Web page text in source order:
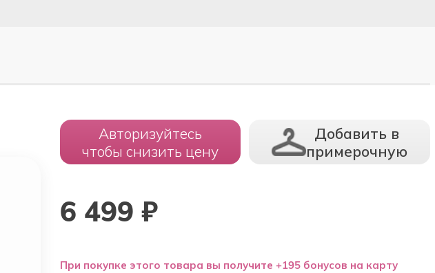
Авторизуйтесь
чтобы снизить цену
Добавить в
примерочную
6 499 ₽
При покупке этого товара вы получите +195 бонусов на карту